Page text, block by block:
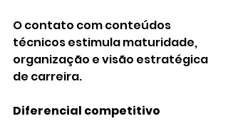
O contato com conteúdos
técnicos estimula maturidade,
organização e visão estratégica
de carreira.
Diferencial competitivo